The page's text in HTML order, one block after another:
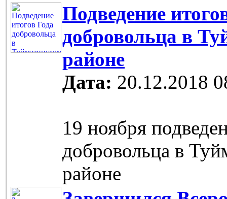
Подведение
добровольца в
районе
Дата: 20.12.2018
19 ноября
добровольца в
районе